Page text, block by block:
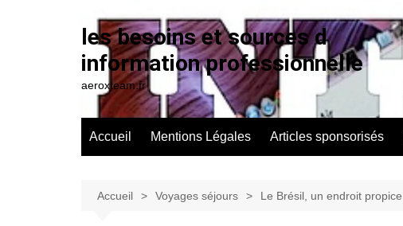
les besoins et sources d
information professionnelle
aeroxteam.fr
Accueil Mentions Légales Articles sponsorisés
Accueil Voyages séjours Le Brésil, un endroit